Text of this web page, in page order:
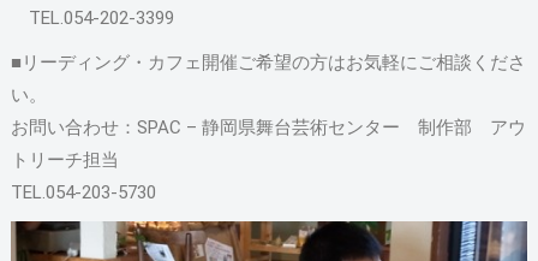
TEL.054-202-3399
■リーディング・カフェ開催ご希望の方はお気軽にご相談くださ
い。
お問い合わせ：SPAC – 静岡県舞台芸術センター 制作部 アウ
トリーチ担当
TEL.054-203-5730